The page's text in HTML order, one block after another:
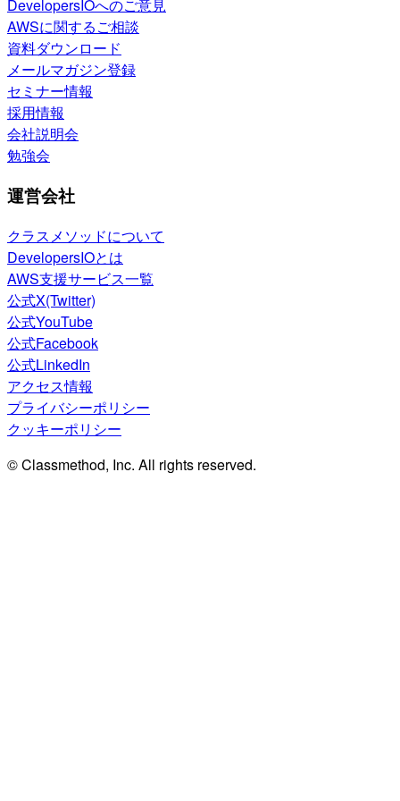
DevelopersIOへのご意見
AWSに関するご相談
資料ダウンロード
メールマガジン登録
セミナー情報
採用情報
会社説明会
勉強会
運営会社
クラスメソッドについて
DevelopersIOとは
AWS支援サービス一覧
公式X(Twitter)
公式YouTube
公式Facebook
公式LinkedIn
アクセス情報
プライバシーポリシー
クッキーポリシー
© Classmethod, Inc. All rights reserved.